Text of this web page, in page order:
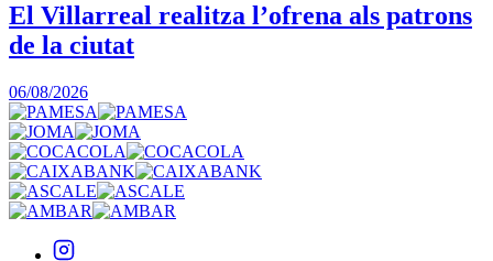
El Villarreal realitza l’ofrena als patrons
de la ciutat
06/08/2026